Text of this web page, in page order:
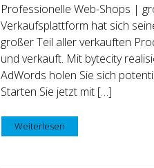
Professionelle Web-Shops |
Verkaufsplattform hat sich
großer Teil aller verkauften
und verkauft. Mit bytecity
AdWords holen Sie sich
Starten Sie jetzt mit […]
Weiterlesen